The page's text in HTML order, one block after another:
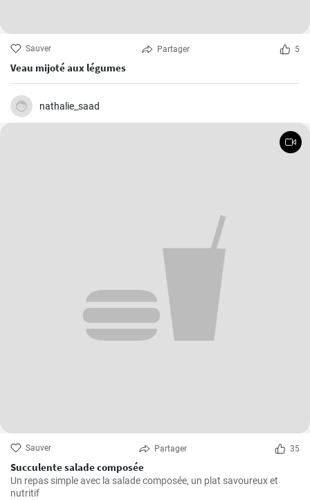
Sauver Partager 5
Veau mijoté aux légumes
nathalie_saad
Sauver Partager 35
Succulente salade composée
Un repas simple avec la salade composée, un plat savoureux et
nutritif